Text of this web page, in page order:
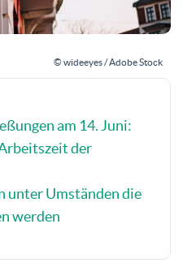
© wideeyes / Adobe Stock
am 14. Juni:
der
unter Umständen die
werden